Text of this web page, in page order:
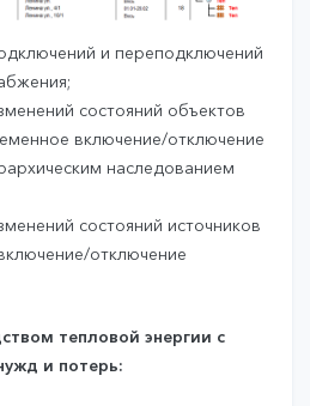
и переподключений
состояний объектов
включение/отключение
наследованием
состояний источников
отключение
тепловой энергии с
и потерь: